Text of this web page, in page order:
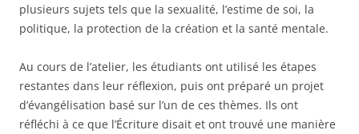
plusieurs sujets tels que la sexualité, l’estime de soi, la
politique, la protection de la création et la santé mentale.
Au cours de l’atelier, les étudiants ont utilisé les étapes
restantes dans leur réflexion, puis ont préparé un projet
d’évangélisation basé sur l’un de ces thèmes. Ils ont
réfléchi à ce que l’Écriture disait et ont trouvé une manière